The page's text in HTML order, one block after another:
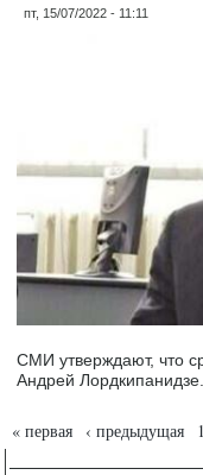
пт, 15/07/2022 - 11:11
СМИ утверждают, что
Андрей Лордкипанидзе.
Страницы
« первая ‹ предыдущая 1